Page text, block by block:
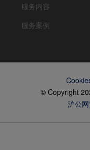
服务内容
服务案例
© Copyright
沪公